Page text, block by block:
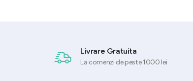
Livrare Gratuita
La comenzi de peste 1000 lei